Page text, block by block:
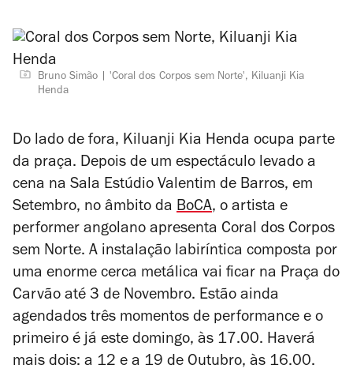
Bruno Simão
'Coral dos Corpos sem Norte', Kiluanji Kia
Henda
Do lado de fora, Kiluanji Kia Henda ocupa parte
da praça. Depois de um espectáculo levado a
cena na Sala Estúdio Valentim de Barros, em
Setembro, no âmbito da BoCA, o artista e
performer angolano apresenta Coral dos Corpos
sem Norte. A instalação labiríntica composta por
uma enorme cerca metálica vai ficar na Praça do
Carvão até 3 de Novembro. Estão ainda
agendados três momentos de performance e o
primeiro é já este domingo, às 17.00. Haverá
mais dois: a 12 e a 19 de Outubro, às 16.00.